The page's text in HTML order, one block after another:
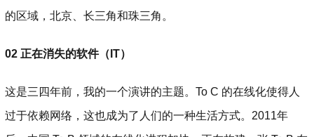
的区域，北京、长三角和珠三角。
02 正在消失的软件（IT）
这是三四年前，我的一个演讲的主题。To C 的在线化使得人
过于依赖网络，这也成为了人们的一种生活方式。2011年